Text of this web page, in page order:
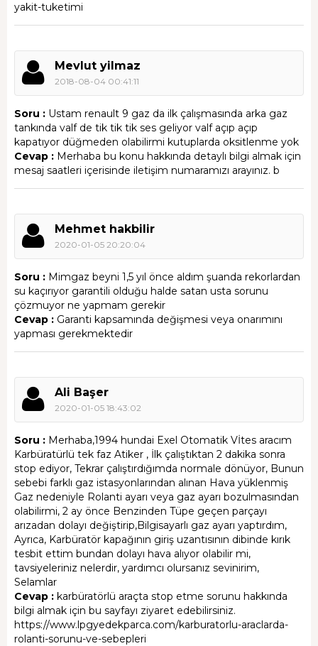
yakit-tuketimi
Mevlut yilmaz
2018-08-04 00:41:11
Soru : Ustam renault 9 gaz da ilk çalışmasında arka gaz
tankında valf de tik tik tik ses geliyor valf açıp açıp
kapatıyor düğmeden olabilirmi kutuplarda oksitlenme yok
Cevap : Merhaba bu konu hakkında detaylı bilgi almak için
mesaj saatleri içerisinde iletişim numaramızı arayınız. b
Mehmet hakbilir
2020-01-05 20:20:04
Soru : Mimgaz beyni 1,5 yıl önce aldım şuanda rekorlardan
su kaçırıyor garantili olduğu halde satan usta sorunu
çözmuyor ne yapmam gerekir
Cevap : Garanti kapsamında değişmesi veya onarımını
yapması gerekmektedir
Ali Başer
2020-01-05 18:43:02
Soru : Merhaba,1994 hundai Exel Otomatik Vİtes aracım
Karbüratürlü tek faz Atiker , İlk çalıştıktan 2 dakika sonra
stop ediyor, Tekrar çalıştırdığımda normale dönüyor, Bunun
sebebi farklı gaz istasyonlarından alınan Hava yüklenmiş
Gaz nedeniyle Rolanti ayarı veya gaz ayarı bozulmasından
olabilirmi, 2 ay önce Benzinden Tüpe geçen parçayı
arızadan dolayı değiştirip,Bilgisayarlı gaz ayarı yaptırdım,
Ayrıca, Karbüratör kapağının giriş uzantısının dibinde kırık
tesbit ettim bundan dolayı hava alıyor olabilir mi,
tavsiyeleriniz nelerdir, yardımcı olursanız sevinirim,
Selamlar
Cevap : karbüratörlü araçta stop etme sorunu hakkında
bilgi almak için bu sayfayı ziyaret edebilirsiniz.
https://www.lpgyedekparca.com/karburatorlu-araclarda-
rolanti-sorunu-ve-sebepleri